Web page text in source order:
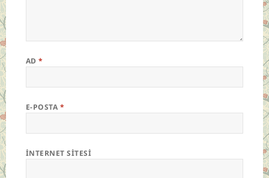
AD*
E-POSTA *
İNTERNET SITESI